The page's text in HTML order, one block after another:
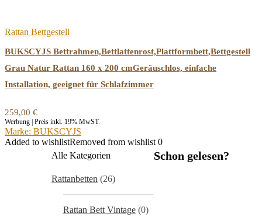
Rattan Bettgestell
BUKSCYJS Bettrahmen,Bettlattenrost,Plattformbett,Bettgestell
Grau Natur Rattan 160 x 200 cmGeräuschlos, einfache
Installation, geeignet für Schlafzimmer
259,00 €
Werbung | Preis inkl. 19% MwST.
Marke: BUKSCYJS
Added to wishlistRemoved from wishlist 0
Alle Kategorien
Rattanbetten (26)
Rattan Bett Vintage (0)
Schon gelesen?